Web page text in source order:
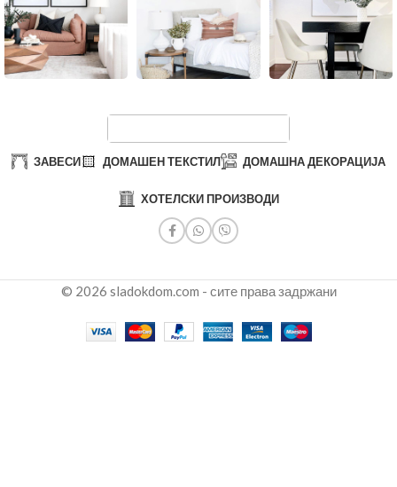
ЗАВЕСИ ДОМАШЕН ТЕКСТИЛ ДОМАШНА ДЕКОРАЦИЈА
ХОТЕЛСКИ ПРОИЗВОДИ
© 2026 sladokdom.com - сите права задржани